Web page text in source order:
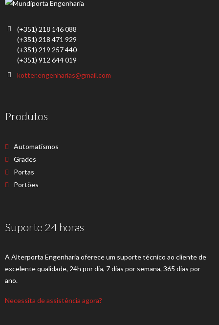
(+351) 218 146 088
(+351) 218 471 929
(+351) 219 257 440
(+351) 912 644 019
kotter.engenharias@gmail.com
Produtos
Automatismos
Grades
Portas
Portões
Suporte 24 horas
A Alterporta Engenharia oferece um suporte técnico ao cliente de
excelente qualidade, 24h por dia, 7 dias por semana, 365 dias por
ano.
Necessita de assistência agora?